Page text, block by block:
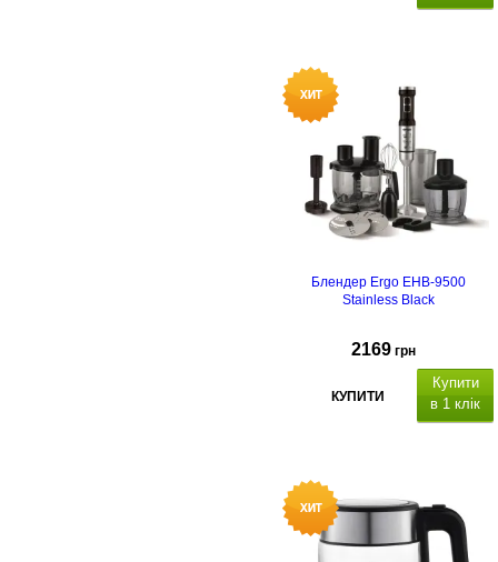
Блендер Ergo EHB-9500
Stainless Black
2169 грн
КУПИТИ
Купити
в 1 клік